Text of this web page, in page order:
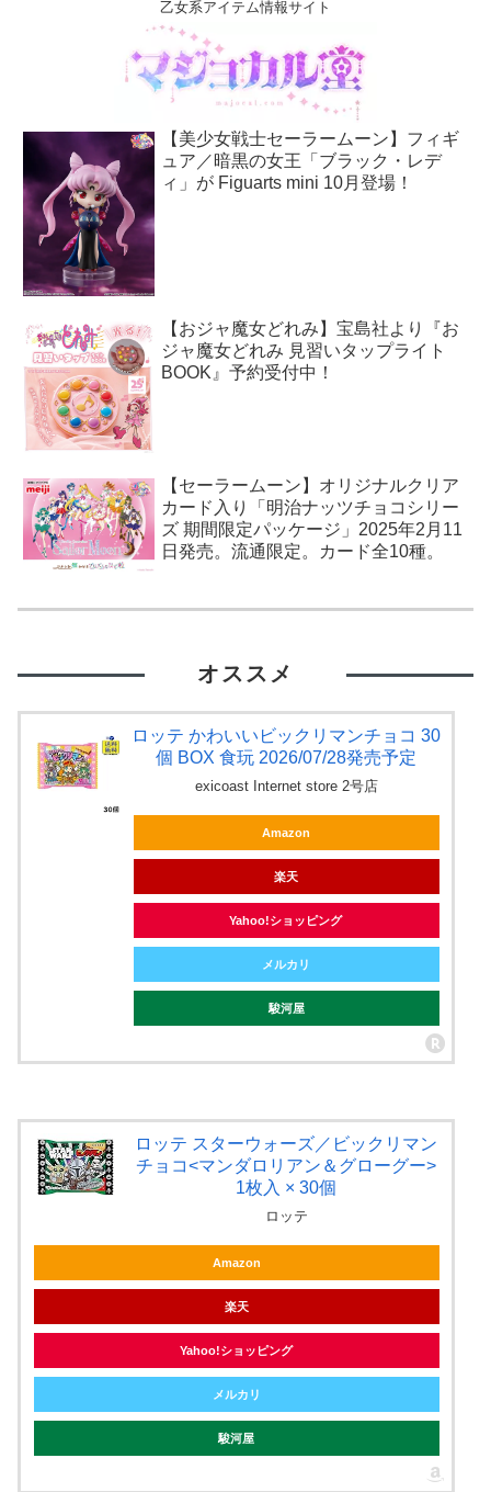
乙女系アイテム情報サイト
【美少女戦士セーラームーン】フィギ
ュア／暗黒の女王「ブラック・レデ
ィ」が Figuarts mini 10月登場！
【おジャ魔女どれみ】宝島社より『お
ジャ魔女どれみ 見習いタップライト
BOOK』予約受付中！
【セーラームーン】オリジナルクリア
カード入り「明治ナッツチョコシリー
ズ 期間限定パッケージ」2025年2月11
日発売。流通限定。カード全10種。
オススメ
ロッテ かわいいビックリマンチョコ 30
個 BOX 食玩 2026/07/28発売予定
exicoast Internet store 2号店
Amazon
楽天
Yahoo!ショッピング
メルカリ
駿河屋
ロッテ スターウォーズ／ビックリマン
チョコ<マンダロリアン＆グローグー>
1枚入 × 30個
ロッテ
Amazon
楽天
Yahoo!ショッピング
メルカリ
駿河屋